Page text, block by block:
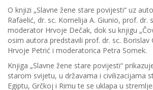
O knjizi „Slavne žene stare povijesti“ uz
Rafaelić, dr. sc. Kornelija A. Giunio, prof. dr.
moderator Hrvoje Dečak, dok su knjigu
osim autora predstavili prof. dr. sc. Borislav
Hrvoje Petrić i moderatorica Petra Somek.
Knjiga „Slavne žene stare povijesti“
starom svijetu, u državama i civilizacijama
Egiptu, Grčkoj i Rimu te se uklapa u